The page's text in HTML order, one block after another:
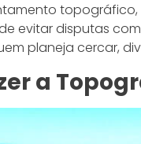
evitar disputas
planeja cercar,
a